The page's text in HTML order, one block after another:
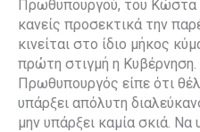
Πρωθυπουργού, του Κώστα
κανείς προσεκτικά την
κινείται στο ίδιο μήκος
πρώτη στιγμή η
Πρωθυπουργός είπε ότι
υπάρξει απόλυτη
μην υπάρξει καμία σκιά. Να